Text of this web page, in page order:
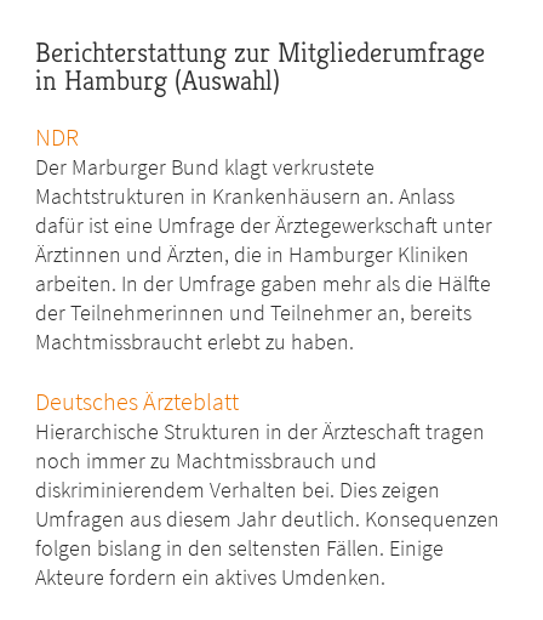
Berichterstattung zur Mitgliederumfrage
in Hamburg (Auswahl)
NDR
Der Marburger Bund klagt verkrustete
Machtstrukturen in Krankenhäusern an. Anlass
dafür ist eine Umfrage der Ärztegewerkschaft unter
Ärztinnen und Ärzten, die in Hamburger Kliniken
arbeiten. In der Umfrage gaben mehr als die Hälfte
der Teilnehmerinnen und Teilnehmer an, bereits
Machtmissbraucht erlebt zu haben.
Deutsches Ärzteblatt
Hierarchische Strukturen in der Ärzteschaft tragen
noch immer zu Machtmissbrauch und
diskriminierendem Verhalten bei. Dies zeigen
Umfragen aus diesem Jahr deutlich. Konsequenzen
folgen bislang in den seltensten Fällen. Einige
Akteure fordern ein aktives Umdenken.